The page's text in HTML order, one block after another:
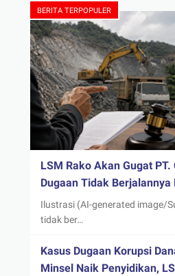
BERITA TERPOPULER
LSM Rako Akan Gugat PT.
Dugaan Tidak Berjalannya
Ilustrasi (AI-generated image/
tidak ber…
Kasus Dugaan Korupsi
Minsel Naik Penyidikan,